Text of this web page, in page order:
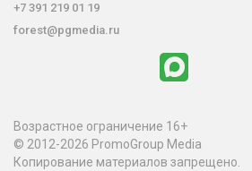
+7 391 219 01 19
forest@pgmedia.ru
Возрастное ограничение 16+
© 2012-2026 PromoGroup Media
Копирование материалов запрещено.